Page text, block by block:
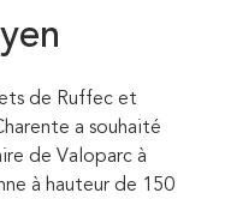
de Ruffec et
a souhaité
de Valoparc à
à hauteur de 150